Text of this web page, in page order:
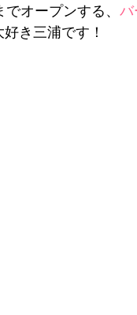
オープンする、 バ
き三浦です！